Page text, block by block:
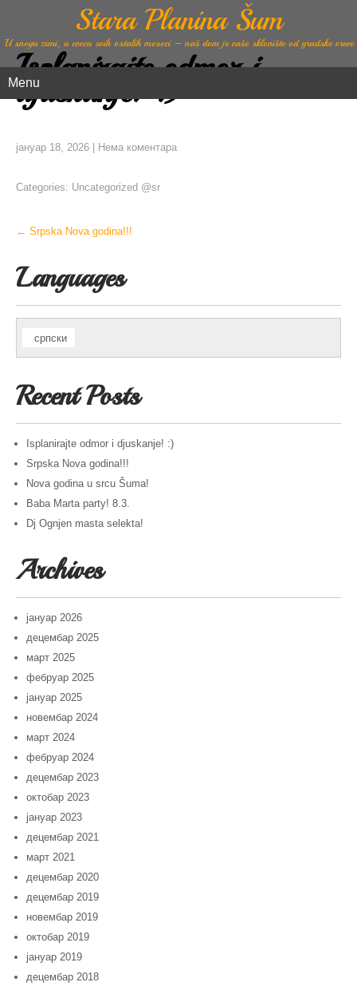
Stara Planina Šum
U snegu zimi, u cvecu svih ostalih meseci – naš dom je vaše sklonište od gradske vreve
Menu
Isplanirajte odmor i
djuskanje! :)
јануар 18, 2026 Нема коментара
Categories: Uncategorized @sr
Post
navigation
← Srpska Nova godina!!!
Languages
српски
Recent Posts
Isplanirajte odmor i djuskanje! :)
Srpska Nova godina!!!
Nova godina u srcu Šuma!
Baba Marta party! 8.3.
Dj Ognjen masta selekta!
Archives
јануар 2026
децембар 2025
март 2025
фебруар 2025
јануар 2025
новембар 2024
март 2024
фебруар 2024
децембар 2023
октобар 2023
јануар 2023
децембар 2021
март 2021
децембар 2020
децембар 2019
новембар 2019
октобар 2019
јануар 2019
децембар 2018